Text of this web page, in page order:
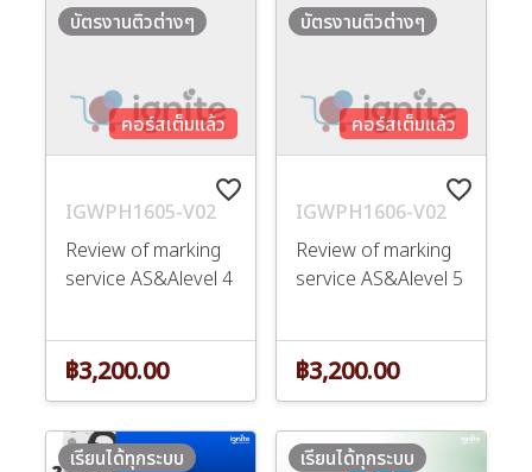
favorite_border
IGWPH1605-V02
Review of marking
service AS&Alevel 4
คอร์สเต็มแล้ว
บัตรงานติวต่างๆ
฿3,200.00
favorite_border
IGWPH1606-V02
Review of marking
service AS&Alevel 5
คอร์สเต็มแล้ว
บัตรงานติวต่างๆ
฿3,200.00
เรียนได้ทุกระบบ เรียนได้ทุกระบบ